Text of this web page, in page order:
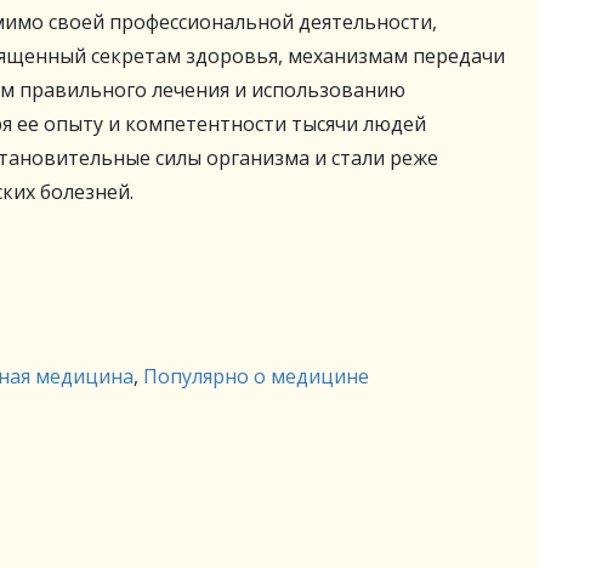
своей профессиональной деятельности,
секретам здоровья, механизмам передачи
правильного лечения и использованию
ее опыту и компетентности тысячи людей
силы организма и стали реже
болезней.
медицина, Популярно о медицине